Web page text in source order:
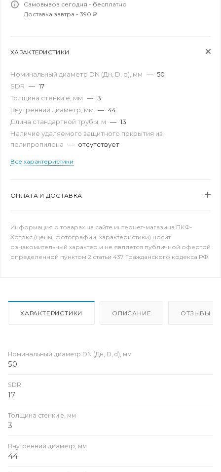
Самовывоз сегодня - бесплатно
Доставка завтра - 390 ₽
ХАРАКТЕРИСТИКИ
Номинальный диаметр DN (Дн, D, d), мм — 50
SDR — 17
Толщина стенки e, мм — 3
Внутренний диаметр, мм — 44
Длина стандартной трубы, м — 13
Наличие удаляемого защитного покрытия из
полипропилена — отсутствует
Все характеристики
ОПЛАТА И ДОСТАВКА
Информация о товарах на сайте интернет-магазина ПКФ-
Хотокс (цены, фотографии, характеристики) носит
ознакомительный характер и не является публичной офертой
определенной пунктом 2 статьи 437 Гражданского кодекса РФ.
ХАРАКТЕРИСТИКИ ОПИСАНИЕ ОТЗЫВЫ
Номинальный диаметр DN (Дн, D, d), мм
50
SDR
17
Толщина стенки e, мм
3
Внутренний диаметр, мм
44